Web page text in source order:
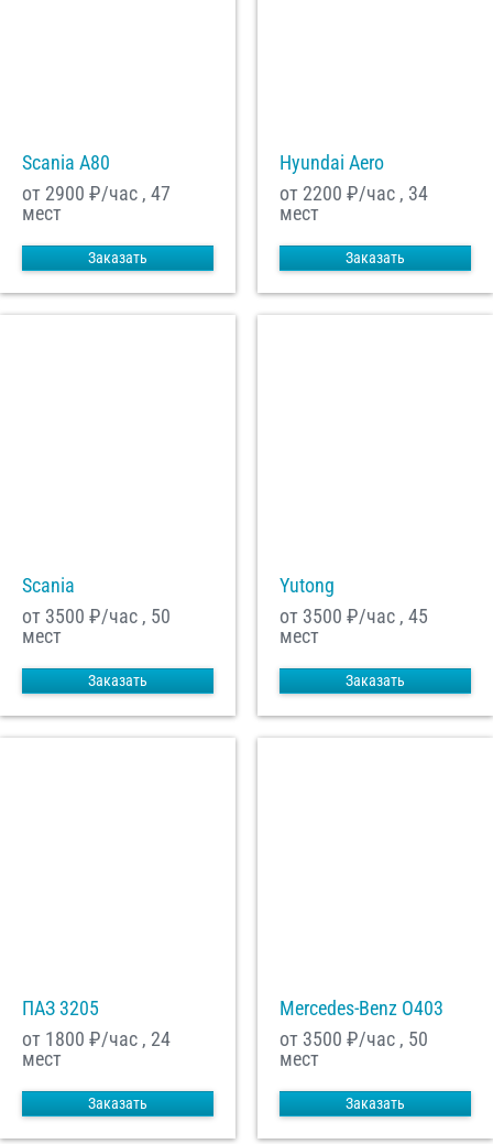
Scania A80
от 2900 ₽/час , 47
мест
Заказать
Hyundai Aero
от 2200 ₽/час , 34
мест
Заказать
Scania
от 3500 ₽/час , 50
мест
Заказать
Yutong
от 3500 ₽/час , 45
мест
Заказать
ПАЗ 3205
от 1800 ₽/час , 24
мест
Заказать
Mercedes-Benz О403
от 3500 ₽/час , 50
мест
Заказать